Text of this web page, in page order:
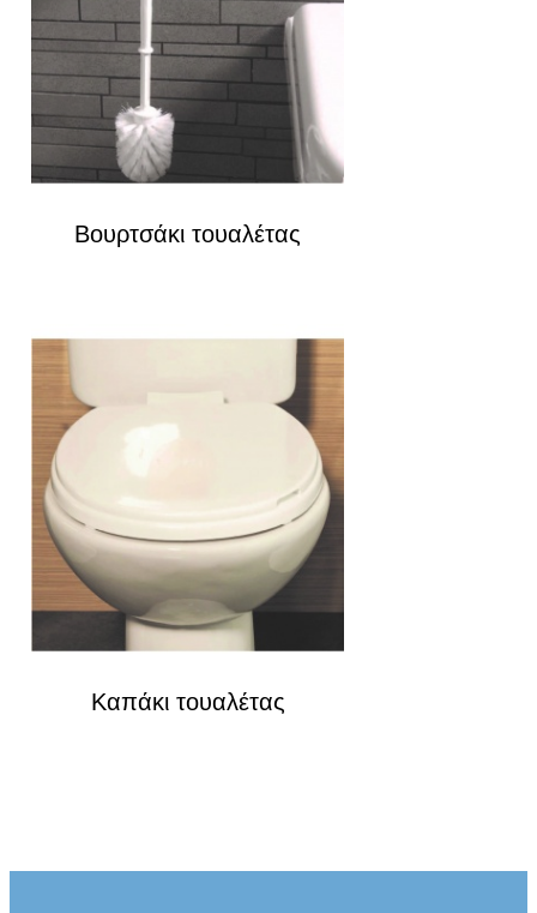
Βουρτσάκι τουαλέτας
Καπάκι τουαλέτας